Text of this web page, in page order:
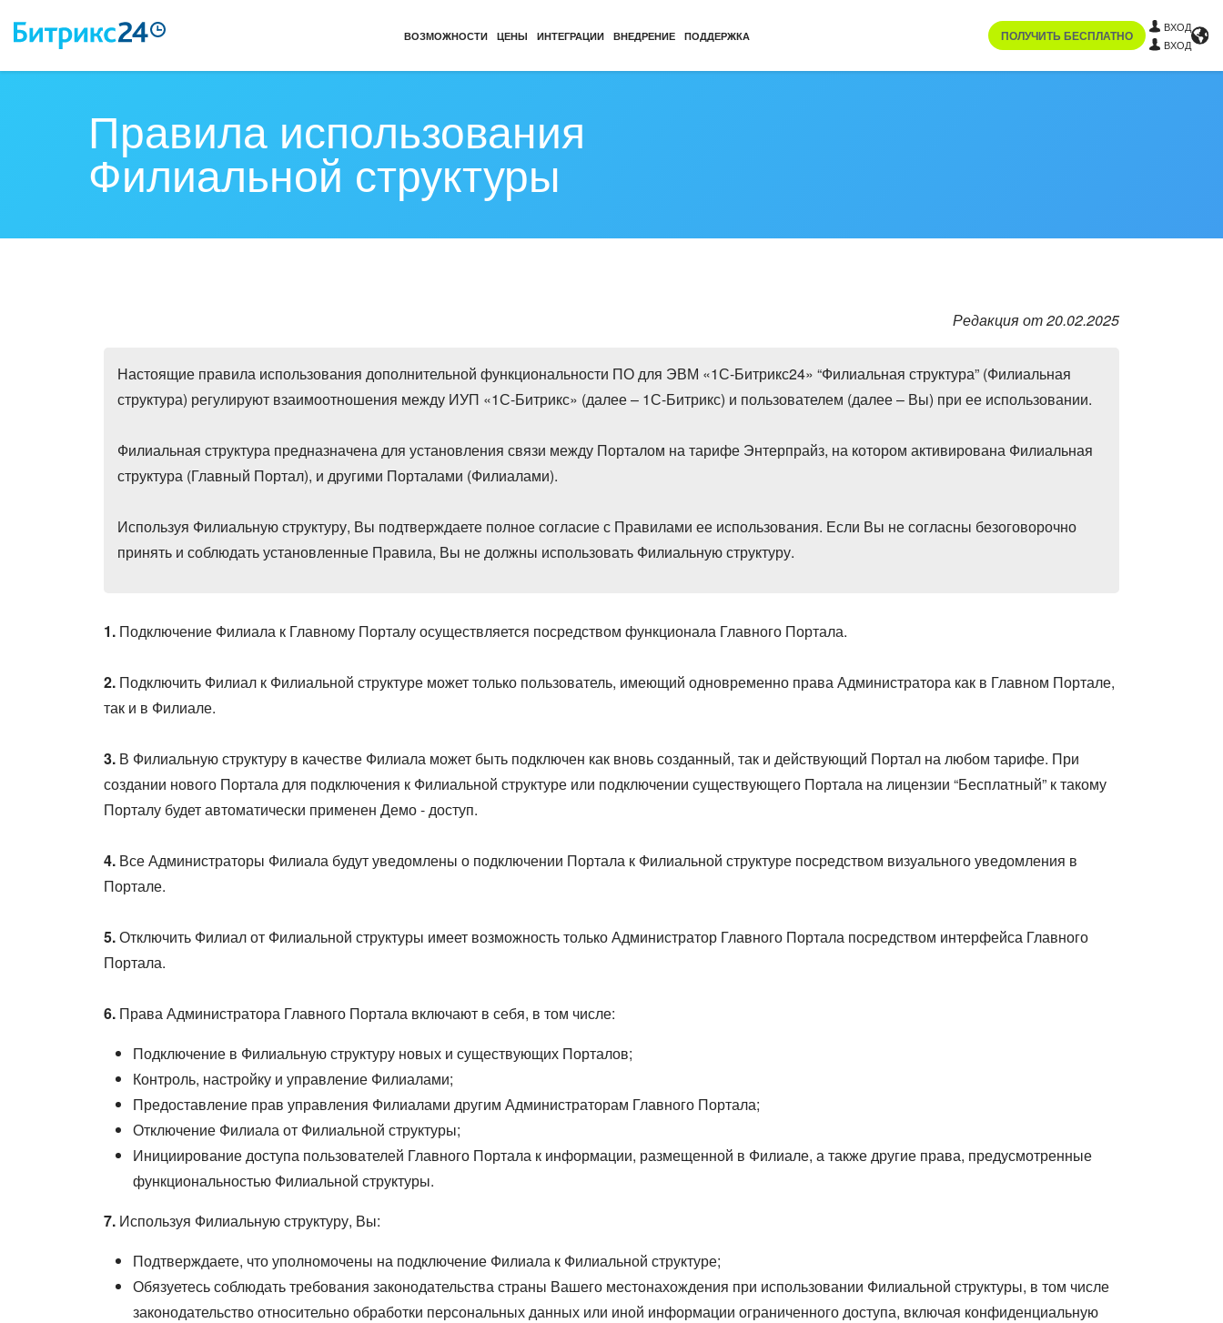
ВОЗМОЖНОСТИ ЦЕНЫ ИНТЕГРАЦИИ ВНЕДРЕНИЕ ПОДДЕРЖКА ПОЛУЧИТЬ БЕСПЛАТНО
ВХОД
ВХОД
Правила использования
Филиальной структуры
Редакция от 20.02.2025
Настоящие правила использования дополнительной функциональности ПО для ЭВМ «1С-Битрикс24» “Филиальная структура” (Филиальная
структура) регулируют взаимоотношения между ИУП «1С-Битрикс» (далее – 1С-Битрикс) и пользователем (далее – Вы) при ее использовании.
Филиальная структура предназначена для установления связи между Порталом на тарифе Энтерпрайз, на котором активирована Филиальная
структура (Главный Портал), и другими Порталами (Филиалами).
Используя Филиальную структуру, Вы подтверждаете полное согласие с Правилами ее использования. Если Вы не согласны безоговорочно
принять и соблюдать установленные Правила, Вы не должны использовать Филиальную структуру.
1. Подключение Филиала к Главному Порталу осуществляется посредством функционала Главного Портала.
2. Подключить Филиал к Филиальной структуре может только пользователь, имеющий одновременно права Администратора как в Главном Портале,
так и в Филиале.
3. В Филиальную структуру в качестве Филиала может быть подключен как вновь созданный, так и действующий Портал на любом тарифе. При
создании нового Портала для подключения к Филиальной структуре или подключении существующего Портала на лицензии “Бесплатный” к такому
Порталу будет автоматически применен Демо - доступ.
4. Все Администраторы Филиала будут уведомлены о подключении Портала к Филиальной структуре посредством визуального уведомления в
Портале.
5.Отключить Филиал от Филиальной структуры имеет возможность только Администратор Главного Портала посредством интерфейса Главного
Портала.
6. Права Администратора Главного Портала включают в себя, в том числе:
Подключение в Филиальную структуру новых и существующих Порталов;
Контроль, настройку и управление Филиалами;
Предоставление прав управления Филиалами другим Администраторам Главного Портала;
Отключение Филиала от Филиальной структуры;
Инициирование доступа пользователей Главного Портала к информации, размещенной в Филиале, а также другие права, предусмотренные
функциональностью Филиальной структуры.
7. Используя Филиальную структуру, Вы:
Подтверждаете, что уполномочены на подключение Филиала к Филиальной структуре;
Обязуетесь соблюдать требования законодательства страны Вашего местонахождения при использовании Филиальной структуры, в том числе
законодательство относительно обработки персональных данных или иной информации ограниченного доступа, включая конфиденциальную